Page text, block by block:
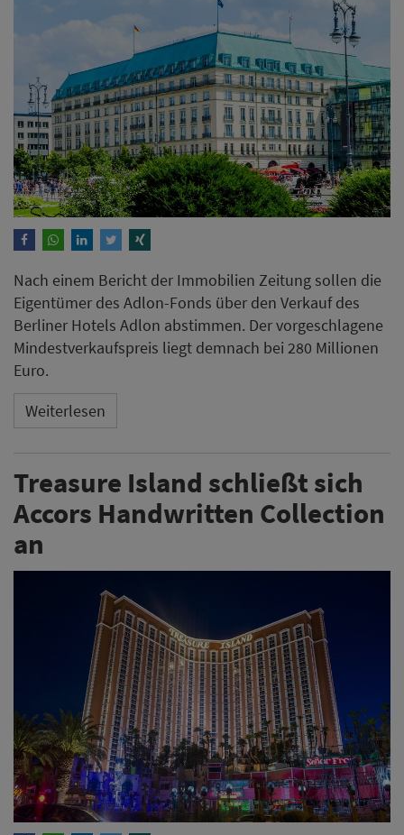
Nach einem Bericht der Immobilien Zeitung sollen die
Eigentümer des Adlon-Fonds über den Verkauf des
Berliner Hotels Adlon abstimmen. Der vorgeschlagene
Mindestverkaufspreis liegt demnach bei 280 Millionen
Euro.
Weiterlesen
Treasure Island schließt sich
Accors Handwritten Collection
an